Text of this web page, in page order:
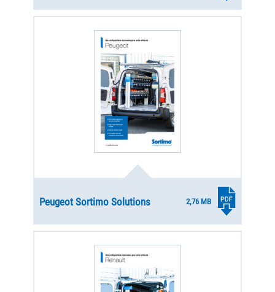
Peugeot Sortimo Solutions 2,76 MB